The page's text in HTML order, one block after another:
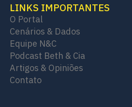
LINKS IMPORTANTES
O Portal
Cenários & Dados
Equipe N&C
Podcast Beth & Cia
Artigos & Opiniões
Contato